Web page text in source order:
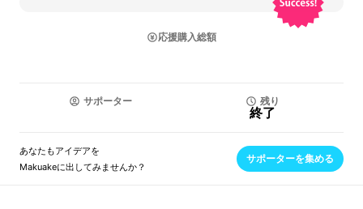
応援購入総額
サポーター 残り
終了
あなたもアイデアを
Makuakeに出してみませんか？
サポーターを集める